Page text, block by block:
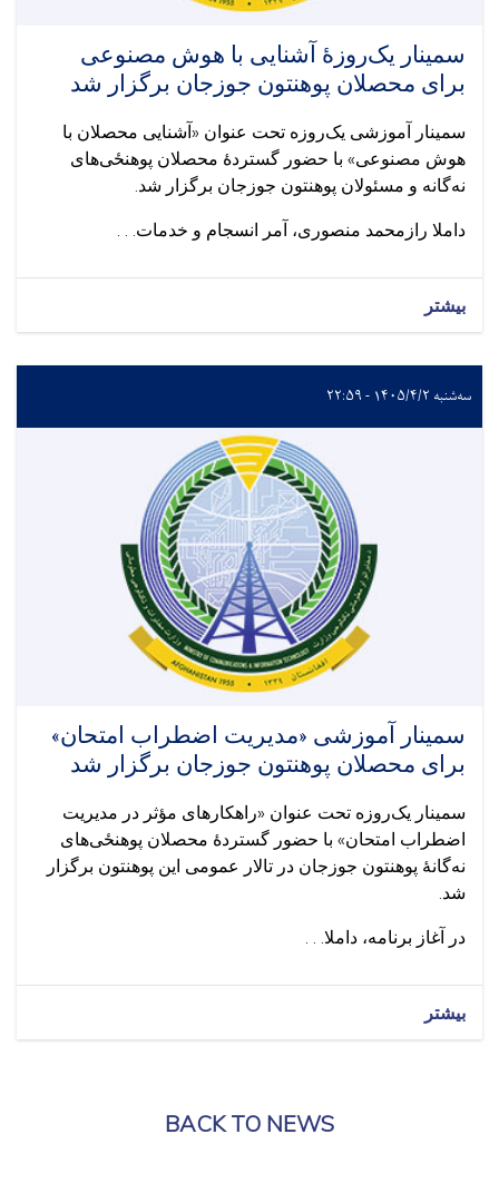
سمینار یک‌روزهٔ آشنایی با هوش مصنوعی
برای محصلان پوهنتون جوزجان برگزار شد
سمینار آموزشی یک‌روزه تحت عنوان «آشنایی محصلان با
هوش مصنوعی» با حضور گستردهٔ محصلان پوهنځی‌های
نه‌گانه و مسئولان پوهنتون جوزجان برگزار شد.
داملا رازمحمد منصوری، آمر انسجام و خدمات. . .
بیشتر
سه‌شنبه ۱۴۰۵/۴/۲ - ۲۲:۵۹
سمینار آموزشی «مدیریت اضطراب امتحان»
برای محصلان پوهنتون جوزجان برگزار شد
سمینار یک‌روزه تحت عنوان «راهکارهای مؤثر در مدیریت
اضطراب امتحان» با حضور گستردهٔ محصلان پوهنځی‌های
نه‌گانهٔ پوهنتون جوزجان در تالار عمومی این پوهنتون برگزار
شد.
در آغاز برنامه، داملا. . .
بیشتر
BACK TO NEWS